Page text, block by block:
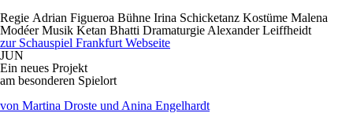
Regie Adrian Figueroa Bühne Irina Schicketanz Kostüme Malena
ModéerMusik Ketan Bhatti Dramaturgie Alexander Leiffheidt
zur Schauspiel Frankfurt Webseite
JUN
Ein neues Projekt
am besonderen Spielort
von Martina Droste und Anina Engelhardt